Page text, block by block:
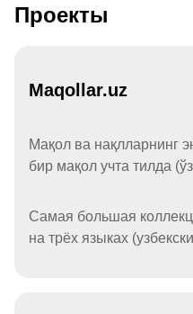
Проекты
Maqollar.uz
Мақол ва нақлларнинг
бир мақол учта тилда
Самая большая
на трёх языках